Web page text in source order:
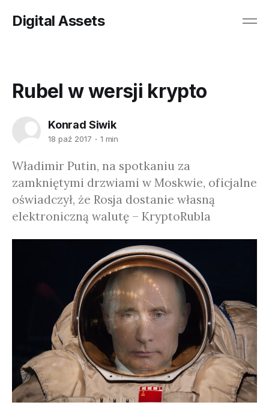
Digital Assets
Rubel w wersji krypto
Konrad Siwik
18 paź 2017 1 min
Władimir Putin, na spotkaniu za
zamkniętymi drzwiami w Moskwie, oficjalne
oświadczył, że Rosja dostanie własną
elektroniczną walutę – KryptoRubla